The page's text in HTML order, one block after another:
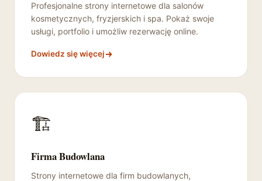
Profesjonalne strony internetowe dla salonów
kosmetycznych, fryzjerskich i spa. Pokaż swoje
usługi, portfolio i umożliw rezerwację online.
Dowiedz się więcej
🏗️
Firma Budowlana
Strony internetowe dla firm budowlanych,